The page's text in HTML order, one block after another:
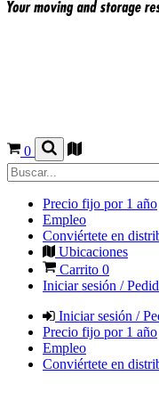
0
Precio fijo por 1 año
Empleo
Conviértete en
Ubicaciones
Carrito 0
Iniciar sesión /
Iniciar sesión /
Precio fijo por 1 año
Empleo
Conviértete en